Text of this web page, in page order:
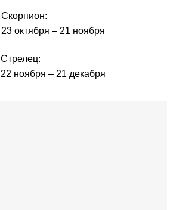
Скорпион:
23 октября – 21 ноября
Стрелец:
22 ноября – 21 декабря